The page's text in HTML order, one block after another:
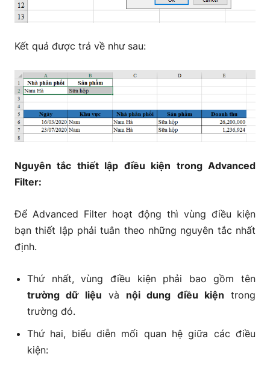
Kết quả được trả về như sau:
Nguyên tắc thiết lập điều kiện trong Advanced
Filter:
Để Advanced Filter hoạt động thì vùng điều kiện
bạn thiết lập phải tuân theo những nguyên tắc nhất
định.
Thứ nhất, vùng điều kiện phải bao gồm tên
trường dữ liệu và nội dung điều kiện trong
trường đó.
Thứ hai, biểu diễn mối quan hệ giữa các điều
kiện: